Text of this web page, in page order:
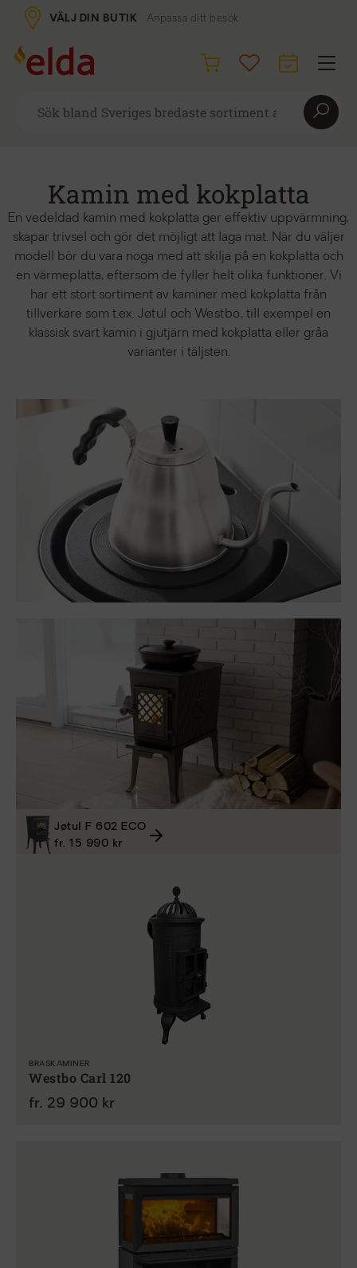
VÄLJ DIN BUTIK Anpassa ditt besök
Kamin med kokplatta
En vedeldad kamin med kokplatta ger effektiv uppvärmning,
skapar trivsel och gör det möjligt att laga mat. När du väljer
modell bör du vara noga med att skilja på en kokplatta och
en värmeplatta, eftersom de fyller helt olika funktioner. Vi
har ett stort sortiment av kaminer med kokplatta från
tillverkare som t.ex.Jøtul och Westbo, till exempel en
klassisk svart kamin i gjutjärn med kokplatta eller gråa
varianter i täljsten.
Jøtul F 602 ECO
fr. 15 990 kr
BRASKAMINER
Westbo Carl 120
fr. 29 900 kr